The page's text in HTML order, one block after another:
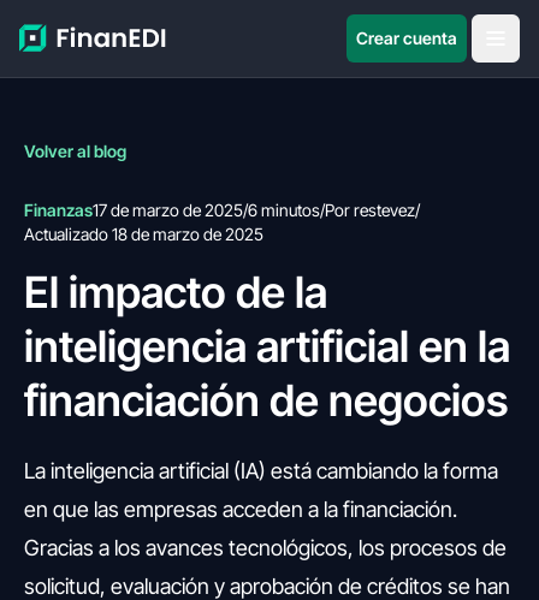
Crear cuenta
Volver al blog
Finanzas17 de marzo de 2025/6 minutos/Por restevez/
Actualizado 18 de marzo de 2025
El impacto de la
inteligencia artificial en la
financiación de negocios
La inteligencia artificial (IA) está cambiando la forma
en que las empresas acceden a la financiación.
Gracias a los avances tecnológicos, los procesos de
solicitud, evaluación y aprobación de créditos se han